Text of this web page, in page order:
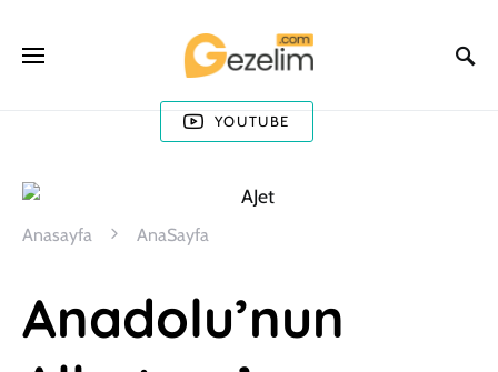
YOUTUBE
Anasayfa AnaSayfa
Anadolu’nun